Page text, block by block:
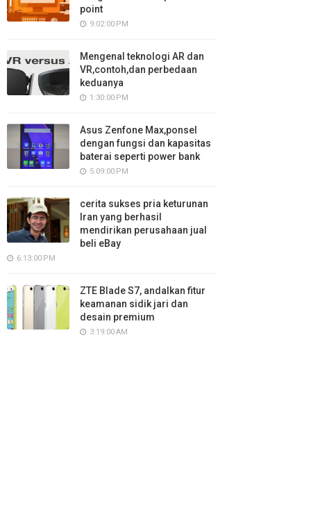
point
9:02:00 PM
Mengenal teknologi AR dan
VR,contoh,dan perbedaan
keduanya
1:30:00 PM
Asus Zenfone Max,ponsel
dengan fungsi dan kapasitas
baterai seperti power bank
5:09:00 PM
cerita sukses pria keturunan
Iran yang berhasil
mendirikan perusahaan jual
beli eBay
6:13:00 PM
ZTE Blade S7, andalkan fitur
keamanan sidik jari dan
desain premium
3:19:00 AM